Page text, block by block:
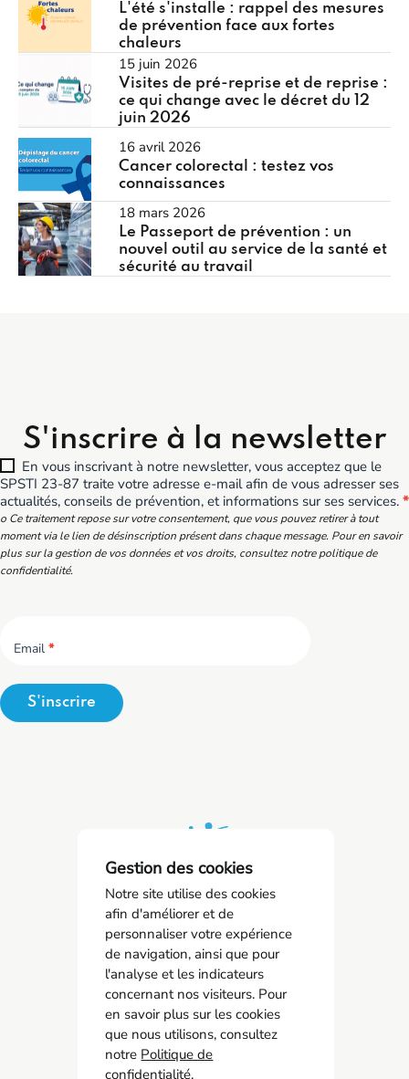
L'été s'installe : rappel des mesures
de prévention face aux fortes
chaleurs
15 juin 2026
Visites de pré-reprise et de reprise :
ce qui change avec le décret du 12
juin 2026
16 avril 2026
Cancer colorectal : testez vos
connaissances
18 mars 2026
Le Passeport de prévention : un
nouvel outil au service de la santé et
sécurité au travail
S'inscrire à la newsletter
En vous inscrivant à notre newsletter, vous acceptez que le
SPSTI 23-87 traite votre adresse e-mail afin de vous adresser ses
actualités, conseils de prévention, et informations sur ses services. *
o Ce traitement repose sur votre consentement, que vous pouvez retirer à tout
moment via le lien de désinscription présent dans chaque message. Pour en savoir
plus sur la gestion de vos données et vos droits, consultez notre politique de
confidentialité.
Email *
S'inscrire
SPSTI 23/87
05 55 77 65 63
contact@spsti23-87.fr
Accès rapide
Contact
Gestion des cookies
Notre site utilise des cookies
afin d'améliorer et de
personnaliser votre expérience
de navigation, ainsi que pour
l'analyse et les indicateurs
concernant nos visiteurs. Pour
en savoir plus sur les cookies
que nous utilisons, consultez
notre Politique de
confidentialité.